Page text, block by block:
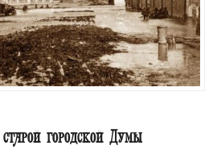
городской Думы